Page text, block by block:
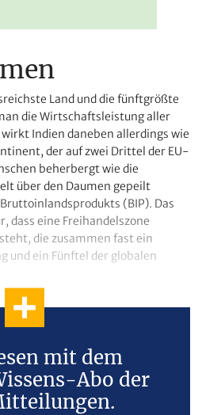
Land und die fünftgrößte
die Wirtschaftsleistung aller
Indien daneben allerdings wie
der auf zwei Drittel der EU-
beherbergt wie die
über den Daumen gepeilt
(BIP). Das
dass eine Freihandelszone
die zusammen fast ein
und ein Fünftel der globalen
mit dem
Abo der